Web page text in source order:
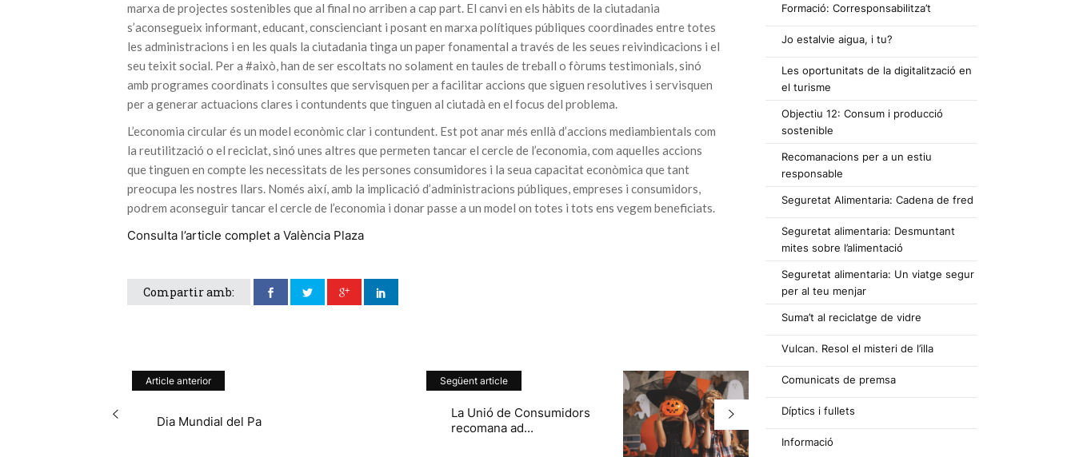
marxa de projectes sostenibles que al final no arriben a cap part. El canvi en els hàbits de la ciutadania
s’aconsegueix informant, educant, conscienciant i posant en marxa polítiques públiques coordinades entre totes
les administracions i en les quals la ciutadania tinga un paper fonamental a través de les seues reivindicacions i el
seu teixit social. Per a #això, han de ser escoltats no solament en taules de treball o fòrums testimonials, sinó
amb programes coordinats i consultes que servisquen per a facilitar accions que siguen resolutives i servisquen
per a generar actuacions clares i contundents que tinguen al ciutadà en el focus del problema.
L’economia circular és un model econòmic clar i contundent. Est pot anar més enllà d’accions mediambientals com
la reutilització o el reciclat, sinó unes altres que permeten tancar el cercle de l’economia, com aquelles accions
que tinguen en compte les necessitats de les persones consumidores i la seua capacitat econòmica que tant
preocupa les nostres llars. Només així, amb la implicació d’administracions públiques, empreses i consumidors,
podrem aconseguir tancar el cercle de l’economia i donar passe a un model on totes i tots ens vegem beneficiats.
Consulta l’article complet a València Plaza
Compartir amb:
Article anterior
Dia Mundial del Pa
Següent article
La Unió de Consumidors
recomana ad...
Formació: Corresponsabilitza’t
Jo estalvie aigua, i tu?
Les oportunitats de la digitalització en
el turisme
Objectiu 12: Consum i producció
sostenible
Recomanacions per a un estiu
responsable
Seguretat Alimentaria: Cadena de fred
Seguretat alimentaria: Desmuntant
mites sobre l’alimentació
Seguretat alimentaria: Un viatge segur
per al teu menjar
Suma’t al reciclatge de vidre
Vulcan. Resol el misteri de l’illa
Comunicats de premsa
Díptics i fullets
Informació